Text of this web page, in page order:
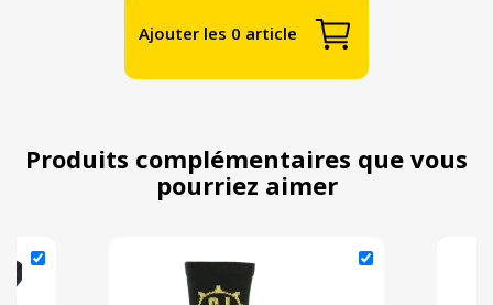
Ajouter les 0 article
Produits complémentaires que vous
pourriez aimer